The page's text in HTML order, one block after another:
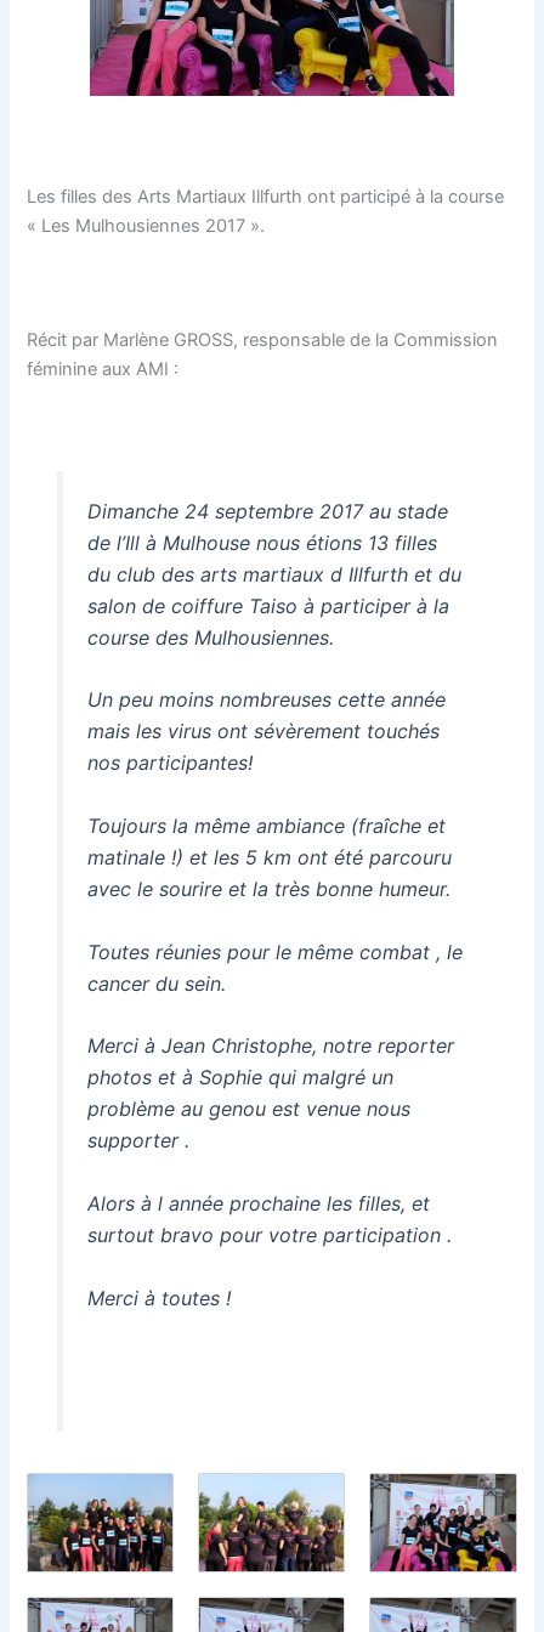
Les filles des Arts Martiaux Illfurth ont participé à la course
« Les Mulhousiennes 2017 ».
Récit par Marlène GROSS, responsable de la Commission
féminine aux AMI :
Dimanche 24 septembre 2017 au stade
de l’Ill à Mulhouse nous étions 13 filles
du club des arts martiaux d Illfurth et du
salon de coiffure Taiso à participer à la
course des Mulhousiennes.
Un peu moins nombreuses cette année
mais les virus ont sévèrement touchés
nos participantes!
Toujours la même ambiance (fraîche et
matinale !) et les 5 km ont été parcouru
avec le sourire et la très bonne humeur.
Toutes réunies pour le même combat , le
cancer du sein.
Merci à Jean Christophe, notre reporter
photos et à Sophie qui malgré un
problème au genou est venue nous
supporter .
Alors à l année prochaine les filles, et
surtout bravo pour votre participation .
Merci à toutes !